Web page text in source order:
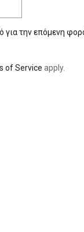
για την επόμενη
of Service apply.